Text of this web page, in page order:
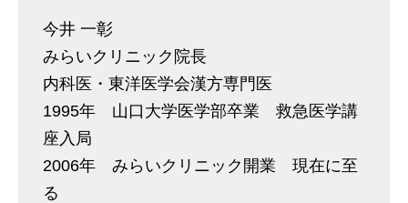
今井 一彰
みらいクリニック院長
内科医・東洋医学会漢方専門医
1995年 山口大学医学部卒業 救急医学講
座入局
2006年 みらいクリニック開業 現在に至
る